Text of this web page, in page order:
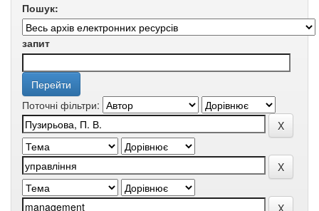
Пошук:
запит
Поточні фільтри: